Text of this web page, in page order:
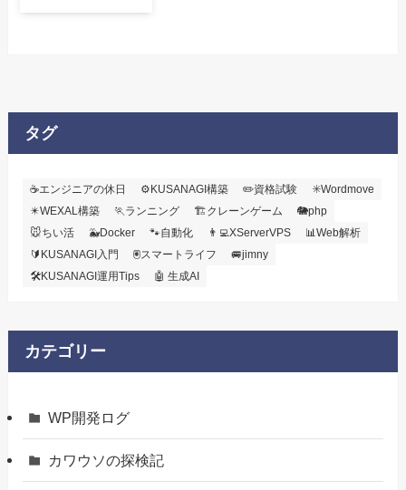
タグ
☕エンジニアの休日 ⚙️KUSANAGI構築 ✏️資格試験
✳️Wordmove
✴️WEXAL構築
🏃ランニング 🏗️クレーンゲーム
🐘php
🐭ちい活
🐳Docker 🐾自動化 👨‍💻XServerVPS
📊Web解析
🔰KUSANAGI入門
🖲️スマートライフ
🚐jimny
🛠KUSANAGI運用Tips
🤖 生成AI
カテゴリー
WP開発ログ
カワウソの探検記